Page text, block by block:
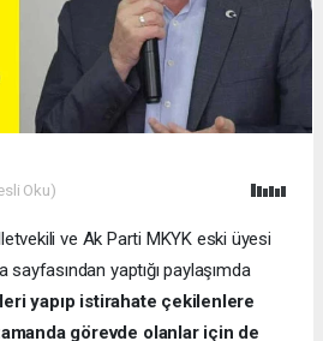
Oku)
ve Ak Parti MKYK eski üyesi
yaptığı paylaşımda
yapıp istirahate çekilenlere
görevde olanlar için de